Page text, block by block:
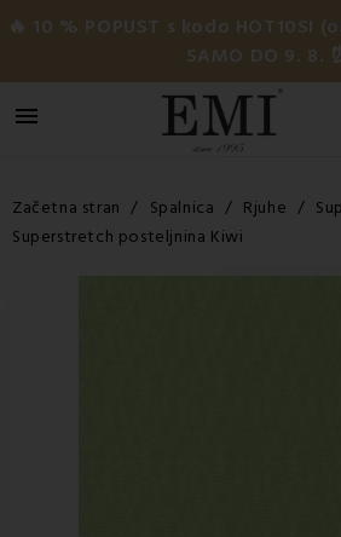
🔥 10 % POPUST s kodo HOT10SI
SAMO DO 9. 8.

Začetna stran Spalnica Rjuhe
Superstretch posteljnina Kiwi